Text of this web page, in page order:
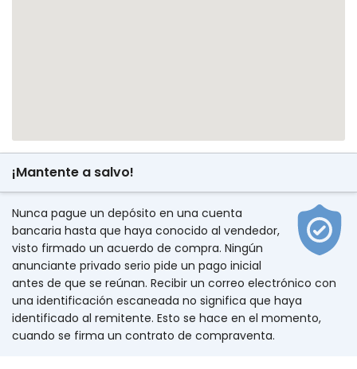
¡Mantente a salvo!
Nunca pague un depósito en una cuenta
bancaria hasta que haya conocido al vendedor,
visto firmado un acuerdo de compra. Ningún
anunciante privado serio pide un pago inicial
antes de que se reúnan. Recibir un correo electrónico con
una identificación escaneada no significa que haya
identificado al remitente. Esto se hace en el momento,
cuando se firma un contrato de compraventa.